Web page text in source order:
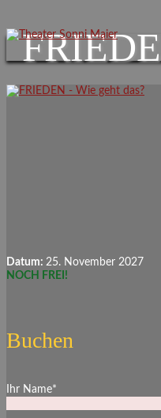
Datum: 25. November 2027
NOCH FREI!
Buchen
Ihr Name*